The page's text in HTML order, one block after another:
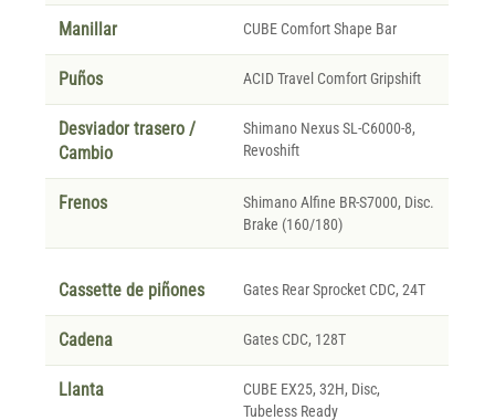
Manillar CUBE Comfort Shape Bar
Puños ACID Travel Comfort Gripshift
Desviador trasero /
Cambio
Shimano Nexus SL-C6000-8,
Revoshift
Frenos
Shimano Alfine BR-S7000, Disc.
Brake (160/180)
Cassette de piñones Gates Rear Sprocket CDC, 24T
Cadena Gates CDC, 128T
Llanta
CUBE EX25, 32H, Disc,
Tubeless Ready